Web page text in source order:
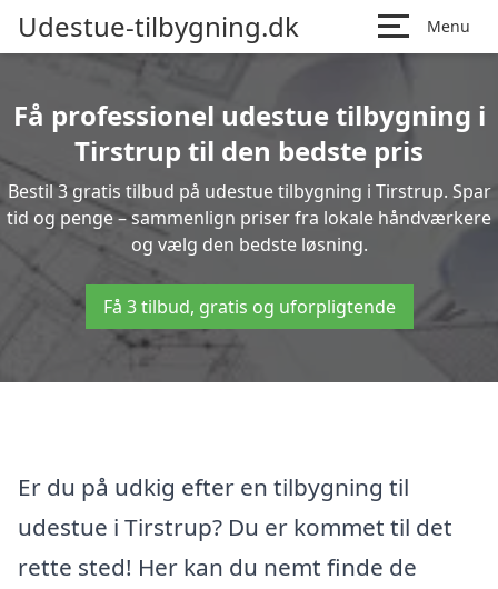
Udestue-tilbygning.dk Menu
Få professionel udestue tilbygning i
Tirstrup til den bedste pris
Bestil 3 gratis tilbud på udestue tilbygning i Tirstrup. Spar
tid og penge – sammenlign priser fra lokale håndværkere
og vælg den bedste løsning.
Få 3 tilbud, gratis og uforpligtende
Er du på udkig efter en tilbygning til
udestue i Tirstrup? Du er kommet til det
rette sted! Her kan du nemt finde de